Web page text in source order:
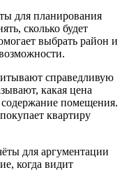
для планирования
сколько будет
выбрать район и
справедливую
какая цена
содержание помещения.
квартиру
для аргументации
когда видит